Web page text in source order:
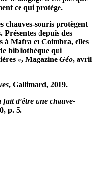
ce qui protège.
chauves-souris protègent
Présentes depuis des
à Mafra et Coimbra, elles
bibliothèque qui
», Magazine Géo, avril
, Gallimard, 2019.
fait d’être une chauve-
p. 5.